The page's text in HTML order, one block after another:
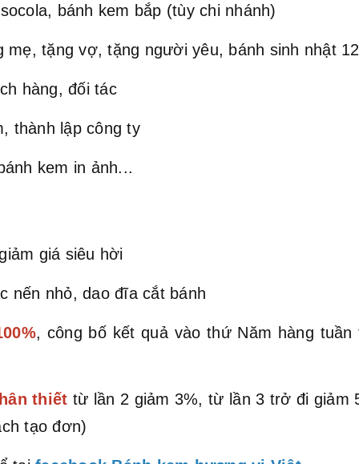
bánh kem bắp (tùy chi nhánh)
tặng vợ, tặng người yêu, bánh sinh nhật
hàng, đối tác
thành lập công ty
kem in ảnh...
giá siêu hời
nến nhỏ, dao đĩa cắt bánh
, công bố kết quả vào thứ Năm hàng
thiết từ lần 2 giảm 3%, từ lần 3 trở đi giảm
tạo đơn)